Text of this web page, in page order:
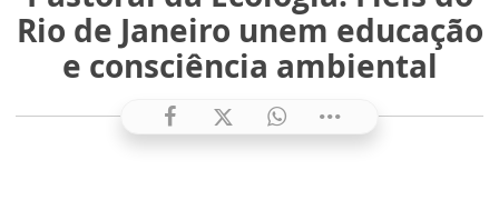
Rio de Janeiro unem educação
e consciência ambiental